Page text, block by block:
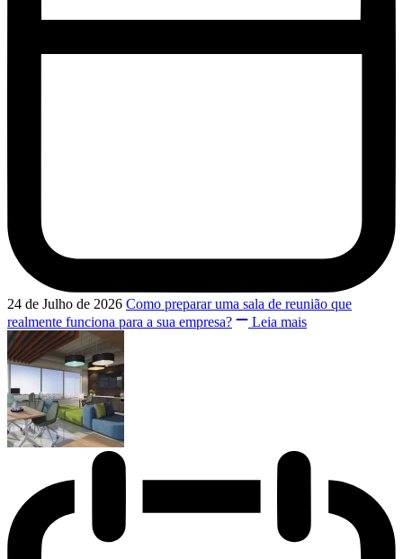
24 de Julho de 2026 Como preparar uma sala de reunião que
realmente funciona para a sua empresa?
Leia mais